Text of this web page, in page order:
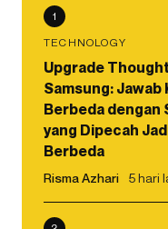
1
TECHNOLOGY
Upgrade
Samsung: Jawab
Berbeda dengan
yang Dipecah
Berbeda
Risma Azhari 5 hari